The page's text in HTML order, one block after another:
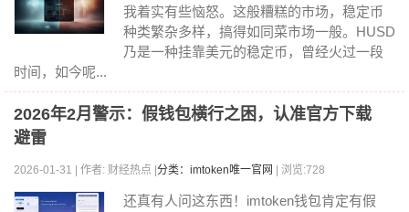
我着实有些恼怒。这般糟糕的市场，稳定币
种类繁杂多样，搞得如同菜市场一般。HUSD
乃是一种挂靠美元的稳定币，曾经火过一段
时间，如今呢...
2026年2月警示：假钱包横行之困，认准官方下载
避雷
2026-01-31 | 作者: 财经热点 | 分类：imtoken唯一官网 | 浏览:728
还真有人问这东西！imtoken钱包肯定有假